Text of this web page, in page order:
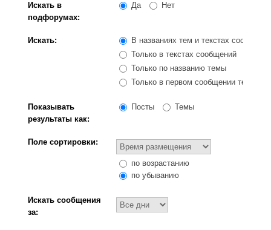
Искать в
подфорумах:
Да Нет
Искать:
В названиях тем и текстах
Только в текстах сообщений
Только по названию темы
Только в первом сообщении темы
Показывать
результаты как:
Посты Темы
Поле сортировки:
по возрастанию
по убыванию
Искать сообщения
за: